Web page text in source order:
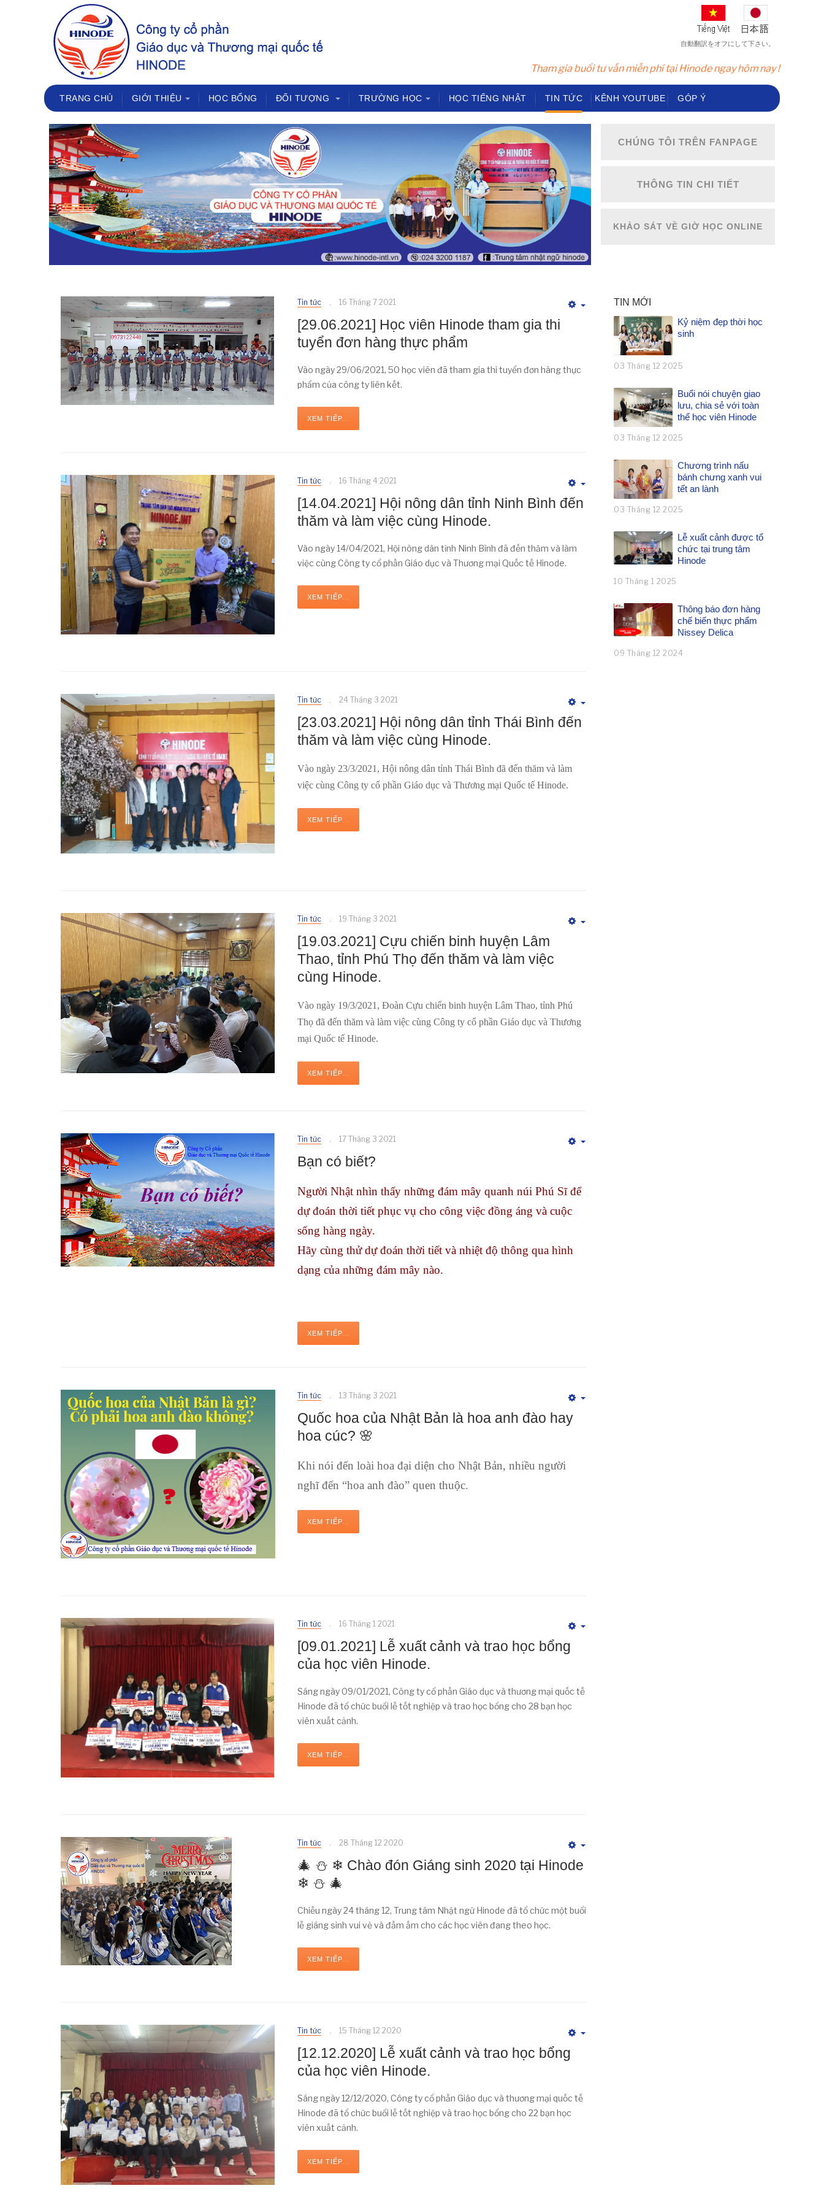
自動翻訳をオフにして下さい。
Tham gia buổi tư vấn miễn phí tại Hinode ngay hôm nay !
TRANG CHỦ GIỚI THIỆU HỌC BỔNG ĐỐI TƯỢNG TRƯỜNG HỌC HỌC TIẾNG NHẬT TIN TỨC KÊNH YOUTUBE GÓP Ý
CHÚNG TÔI TRÊN FANPAGE
THÔNG TIN CHI TIẾT
KHẢO SÁT VỀ GIỜ HỌC ONLINE
Tin tức 16 Tháng 7 2021
[29.06.2021] Học viên Hinode tham gia thi
tuyển đơn hàng thực phẩm
Vào ngày 29/06/2021, 50 học viên đã tham gia thi tuyển đơn hàng thực
phẩm của công ty liên kết.
XEM TIẾP...
Tin tức 16 Tháng 4 2021
[14.04.2021] Hội nông dân tỉnh Ninh Bình đến
thăm và làm việc cùng Hinode.
Vào ngày 14/04/2021, Hội nông dân tỉnh Ninh Bình đã đến thăm và làm
việc cùng Công ty cổ phần Giáo dục và Thương mại Quốc tế Hinode.
XEM TIẾP...
Tin tức 24 Tháng 3 2021
[23.03.2021] Hội nông dân tỉnh Thái Bình đến
thăm và làm việc cùng Hinode.
Vào ngày 23/3/2021, Hội nông dân tỉnh Thái Bình đã đến thăm và làm
việc cùng Công ty cổ phần Giáo dục và Thương mại Quốc tế Hinode.
XEM TIẾP...
Tin tức 19 Tháng 3 2021
[19.03.2021] Cựu chiến binh huyện Lâm
Thao, tỉnh Phú Thọ đến thăm và làm việc
cùng Hinode.
Vào ngày 19/3/2021, Đoàn Cựu chiến binh huyện Lâm Thao, tỉnh Phú
Thọ đã đến thăm và làm việc cùng Công ty cổ phần Giáo dục và Thương
mại Quốc tế Hinode.
XEM TIẾP...
Tin tức 17 Tháng 3 2021
Bạn có biết?
Người Nhật nhìn thấy những đám mây quanh núi Phú Sĩ để
dự đoán thời tiết phục vụ cho công việc đồng áng và cuộc
sống hàng ngày.
Hãy cùng thử dự đoán thời tiết và nhiệt độ thông qua hình
dạng của những đám mây nào.
XEM TIẾP...
Tin tức 13 Tháng 3 2021
Quốc hoa của Nhật Bản là hoa anh đào hay
hoa cúc? 🌸
Khi nói đến loài hoa đại diện cho Nhật Bản, nhiều người
nghĩ đến “hoa anh đào” quen thuộc.
XEM TIẾP...
Tin tức 16 Tháng 1 2021
[09.01.2021] Lễ xuất cảnh và trao học bổng
của học viên Hinode.
Sáng ngày 09/01/2021, Công ty cổ phần Giáo dục và thương mại quốc tế
Hinode đã tổ chức buổi lễ tốt nghiệp và trao học bổng cho 28 bạn học
viên xuất cảnh.
XEM TIẾP...
Tin tức 28 Tháng 12 2020
🎄 ⛄ ❄ Chào đón Giáng sinh 2020 tại Hinode
❄ ⛄ 🎄
Chiều ngày 24 tháng 12, Trung tâm Nhật ngữ Hinode đã tổ chức một buổi
lễ giáng sinh vui vẻ và đầm ấm cho các học viên đang theo học.
XEM TIẾP...
Tin tức 15 Tháng 12 2020
[12.12.2020] Lễ xuất cảnh và trao học bổng
của học viên Hinode.
Sáng ngày 12/12/2020, Công ty cổ phần Giáo dục và thương mại quốc tế
Hinode đã tổ chức buổi lễ tốt nghiệp và trao học bổng cho 22 bạn học
viên xuất cảnh.
XEM TIẾP...
TIN MỚI
Kỷ niệm đẹp thời học
sinh
03 Tháng 12 2025
Buổi nói chuyện giao
lưu, chia sẻ với toàn
thể học viên Hinode
03 Tháng 12 2025
Chương trình nấu
bánh chưng xanh vui
tết an lành
03 Tháng 12 2025
Lễ xuất cảnh được tổ
chức tại trung tâm
Hinode
10 Tháng 1 2025
Thông báo đơn hàng
chế biến thực phẩm
Nissey Delica
09 Tháng 12 2024